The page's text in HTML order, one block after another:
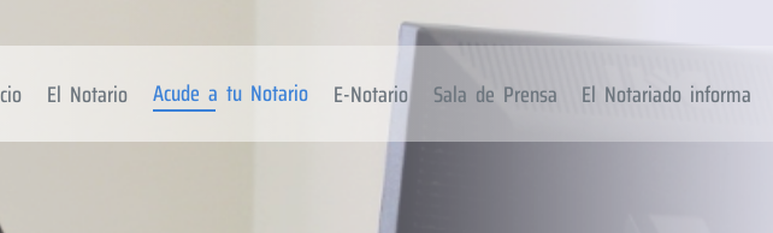
El Notario Acude a tu Notario E-Notario Sala de Prensa El Notariado informa